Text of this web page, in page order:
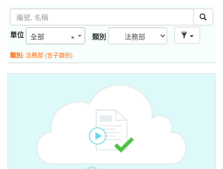
單位 ×
全部 類別
類別: 法務部 (含子類別)